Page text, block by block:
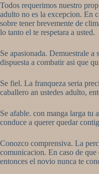
Todos requerimos nuestro
adulto no es la excepcion. En
sobre tener brevemente de
lo tanto el te respetara a usted.
Se apasionada. Demuestrale a
dispuesta a combatir asi que
Se fiel. La franqueza seri­a
caballero an ustedes adulto,
Se afable. con manga larga tu
conduce a querer quedar
Conozco comprensiva. La
comunicacion. En caso de que
entonces el novio nunca te